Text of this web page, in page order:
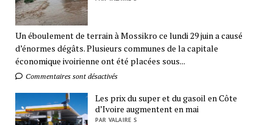
Un éboulement de terrain à Mossikro ce lundi 29 juin a causé
d’énormes dégâts. Plusieurs communes de la capitale
économique ivoirienne ont été placées sous...
Commentaires sont désactivés
Les prix du super et du gasoil en Côte
d’Ivoire augmentent en mai
PAR VALAIRE S